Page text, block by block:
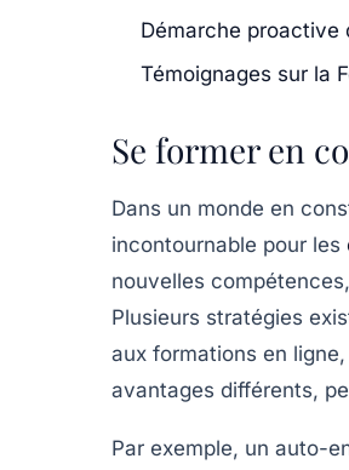
Démarche proactive
Témoignages sur la
Se former en
Dans un monde en
incontournable pour les
nouvelles compétences
Plusieurs stratégies
aux formations en ligne
avantages différents,
Par exemple, un auto-